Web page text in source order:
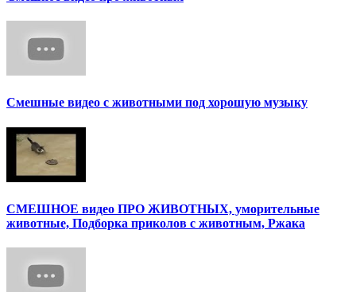
Смешные видео с животными под хорошую музыку
СМЕШНОЕ видео ПРО ЖИВОТНЫХ, уморительные
животные, Подборка приколов с животным, Ржака